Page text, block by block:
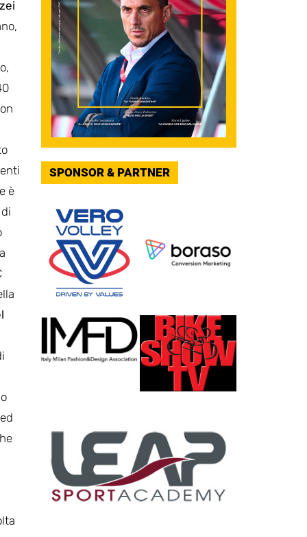
è
SPONSOR & PARTNER